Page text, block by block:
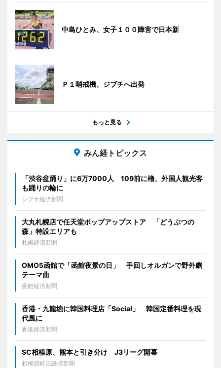
中島ひとみ、女子１００障害で日本新
Ｐ１哨戒機、ジブチへ出発
もっと見る
みん経トピックス
「渋谷盆踊り」に6万7000人 109前に櫓、外国人観光客
も踊りの輪に
シブヤ経済新聞
大丸札幌店で任天堂ポップアップストア 「どうぶつの
森」特設エリアも
札幌経済新聞
OMO5函館で「函館夜景の日」 手回しオルガンで野外劇
テーマ曲
函館経済新聞
香港・九龍塘に韓国料理店「Social」 韓国定番料理を現
代風に
香港経済新聞
SC相模原、熊本と引き分け J3リーグ開幕
相模原町田経済新聞